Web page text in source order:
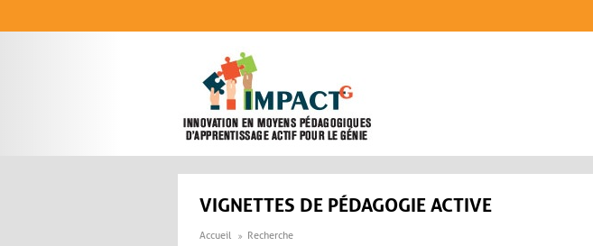
VIGNETTES DE PÉDAGOGIE ACTIVE
Accueil Recherche